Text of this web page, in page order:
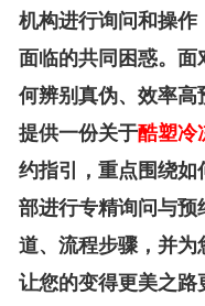
机构进行询问和操作
面临的共同困惑。面
何辨别真伪、效率
提供一份关于酷塑冷
约指引，重点围绕
部进行专精询问与
道、流程步骤，并为
让您的变得更美之